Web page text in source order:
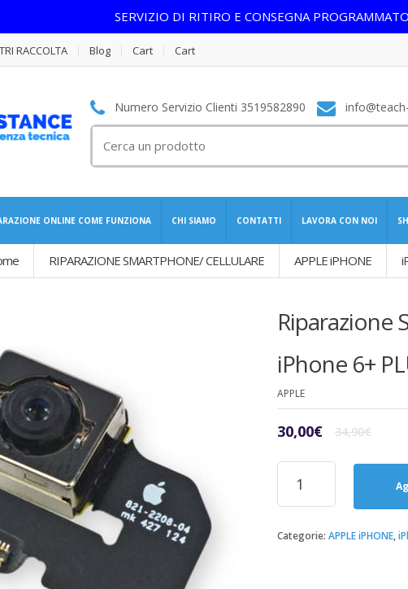
SERVIZIO DI RITIRO E CONSEGNA
RACCOLTA Blog Cart Cart
Numero Servizio Clienti 3519582890
per:
ONLINE COME FUNZIONA CHI SIAMO CONTATTI LAVORA CON NOI
RIPARAZIONE SMARTPHONE/ CELLULARE APPLE iPHONE
Riparazione
iPhone 6+
APPLE
34,90€Il
30,00€
Il
Riparazione
Sostituzione
Fotocamera
iPhone
Categorie: APPLE iPHONE,